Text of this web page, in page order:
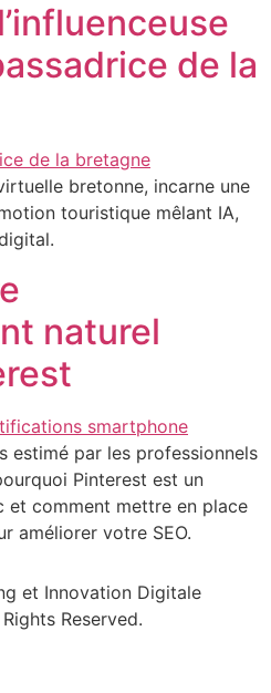
de la
bretonne, incarne une
touristique mêlant IA,
naturel
estimé par les professionnels
Pinterest est un
comment mettre en place
améliorer votre SEO.
et Innovation Digitale
Reserved.